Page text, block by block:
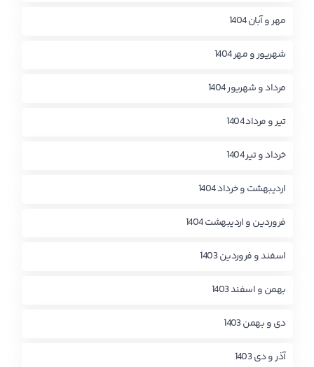
مهر و آبان 1404
شهریور و مهر 1404
مرداد و شهریور 1404
تیر و مرداد 1404
خرداد و تیر 1404
اردیبهشت و خرداد 1404
فروردین و اردیبهشت 1404
اسفند و فروردین 1403
بهمن و اسفند 1403
دی و بهمن 1403
آذر و دی 1403